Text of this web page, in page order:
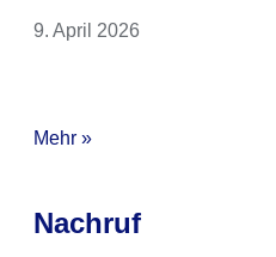
9. April 2026
Mehr »
Nachruf